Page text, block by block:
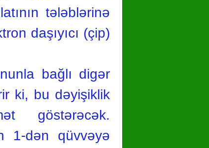
tələblərinə
daşıyıcı (çip)
bağlı digər
ki, bu dəyişiklik
göstərəcək.
1-dən qüvvəyə